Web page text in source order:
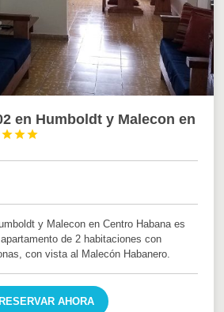
en Humboldt y Malecon en



y Malecon en Centro Habana es
de 2 habitaciones con
con vista al Malecón Habanero.
RESERVAR AHORA